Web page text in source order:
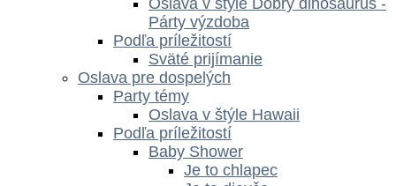
Párty výzdoba
Podľa príležitostí
Sväté prijímanie
Oslava pre dospelých
Party témy
Oslava v štýle Hawaii
Podľa príležitostí
Baby Shower
Je to chlapec